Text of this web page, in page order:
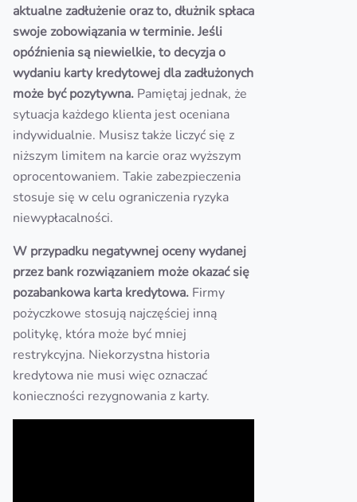
aktualne zadłużenie oraz to, dłużnik spłaca
swoje zobowiązania w terminie. Jeśli
opóźnienia są niewielkie, to decyzja o
wydaniu karty kredytowej dla zadłużonych
może być pozytywna. Pamiętaj jednak, że
sytuacja każdego klienta jest oceniana
indywidualnie. Musisz także liczyć się z
niższym limitem na karcie oraz wyższym
oprocentowaniem. Takie zabezpieczenia
stosuje się w celu ograniczenia ryzyka
niewypłacalności.
W przypadku negatywnej oceny wydanej
przez bank rozwiązaniem może okazać się
pozabankowa karta kredytowa. Firmy
pożyczkowe stosują najczęściej inną
politykę, która może być mniej
restrykcyjna. Niekorzystna historia
kredytowa nie musi więc oznaczać
konieczności rezygnowania z karty.